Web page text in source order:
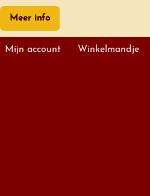
Mijn account Winkelmandje
Meer info